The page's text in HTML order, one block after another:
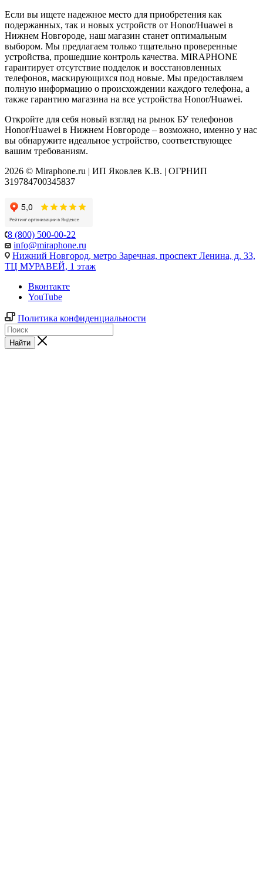
Если вы ищете надежное место для приобретения как
подержанных, так и новых устройств от Honor/Huawei в
Нижнем Новгороде, наш магазин станет оптимальным
выбором. Мы предлагаем только тщательно проверенные
устройства, прошедшие контроль качества. MIRAPHONE
гарантирует отсутствие подделок и восстановленных
телефонов, маскирующихся под новые. Мы предоставляем
полную информацию о происхождении каждого телефона, а
также гарантию магазина на все устройства Honor/Huawei.
Откройте для себя новый взгляд на рынок БУ телефонов
Honor/Huawei в Нижнем Новгороде – возможно, именно у нас
вы обнаружите идеальное устройство, соответствующее
вашим требованиям.
2026 © Miraphone.ru | ИП Яковлев К.В. | ОГРНИП
319784700345837
8 (800) 500-00-22
info@miraphone.ru
Нижний Новгород, метро Заречная, проспект Ленина, д. 33,
ТЦ МУРАВЕЙ, 1 этаж
Вконтакте
YouTube
Политика конфиденциальности
Найти